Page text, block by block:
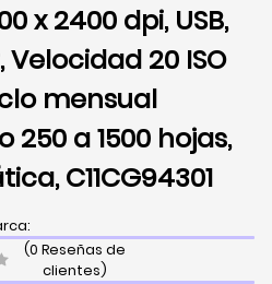
x 2400 dpi, USB,
20 ISO
mensual
a 1500 hojas,
C11CG94301
(0 Reseñas de
clientes)